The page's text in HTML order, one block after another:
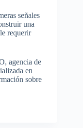
señales
una
requerir
agencia de
en
sobre